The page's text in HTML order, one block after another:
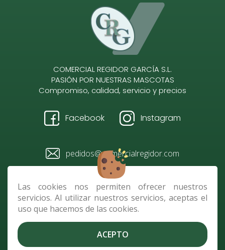
Las cookies nos permiten ofrecer nuestros
servicios. Al utilizar nuestros servicios, aceptas el
uso que hacemos de las cookies.
ACEPTO
COMERCIAL REGIDOR GARCÍA S.L.
PASIÓN POR NUESTRAS MASCOTAS
Compromiso, calidad, servicio y precios
Facebook Instagram
pedidos@comercialregidor.com
928 484 096 / 610 728 118
Av. República de Nicaragua,
parcela C 2, 35010 Las Palmas
de G.C.